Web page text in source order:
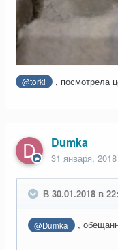
@torki , посмотрела
Dumka
31 января, 2018
В 30.01.2018 в
@Dumka ,